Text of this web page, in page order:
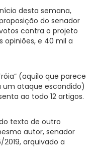
desta semana,
do senador
contra o projeto
opiniões, e 40 mil a
(aquilo que parece
um ataque escondido)
ao todo 12 artigos.
texto de outro
autor, senador
2019, arquivado a